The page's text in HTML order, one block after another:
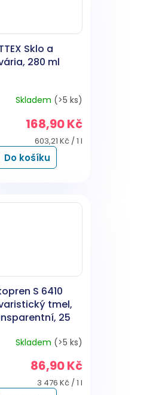
Sklo a
280 ml
Skladem (>5 ks)
168,90 Kč
Měrná
cena:
603,21 Kč / 1 l
Do košíku
S 6410
tmel,
25
Skladem (>5 ks)
86,90 Kč
Měrná
cena:
3 476 Kč / 1 l